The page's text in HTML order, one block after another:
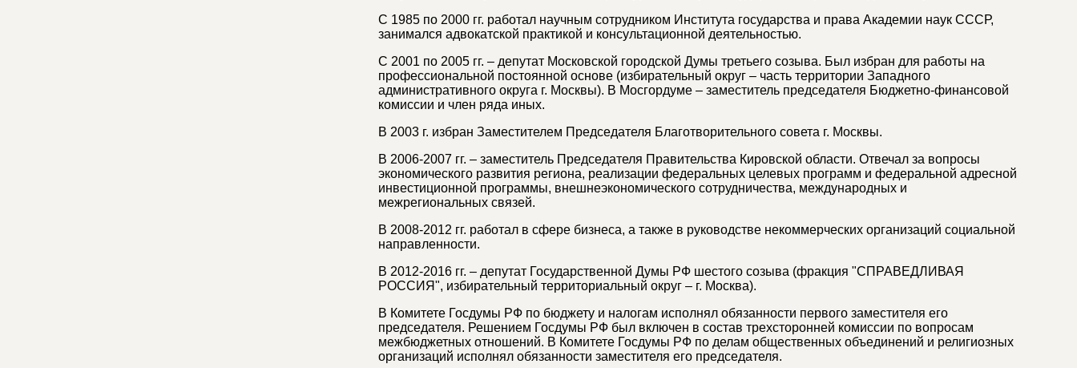
С 1985 по 2000 гг. работал научным сотрудником Института государства и права Академии наук СССР,
занимался адвокатской практикой и консультационной деятельностью.
С 2001 по 2005 гг. – депутат Московской городской Думы третьего созыва. Был избран для работы на
профессиональной постоянной основе (избирательный округ – часть территории Западного
административного округа г. Москвы). В Мосгордуме – заместитель председателя Бюджетно-финансовой
комиссии и член ряда иных.
В 2003 г. избран Заместителем Председателя Благотворительного совета г. Москвы.
В 2006-2007 гг. – заместитель Председателя Правительства Кировской области. Отвечал за вопросы
экономического развития региона, реализации федеральных целевых программ и федеральной адресной
инвестиционной программы, внешнеэкономического сотрудничества, международных и
межрегиональных связей.
В 2008-2012 гг. работал в сфере бизнеса, а также в руководстве некоммерческих организаций социальной
направленности.
В 2012-2016 гг. – депутат Государственной Думы РФ шестого созыва (фракция "СПРАВЕДЛИВАЯ
РОССИЯ", избирательный территориальный округ – г. Москва).
В Комитете Госдумы РФ по бюджету и налогам исполнял обязанности первого заместителя его
председателя. Решением Госдумы РФ был включен в состав трехсторонней комиссии по вопросам
межбюджетных отношений. В Комитете Госдумы РФ по делам общественных объединений и религиозных
организаций исполнял обязанности заместителя его председателя.